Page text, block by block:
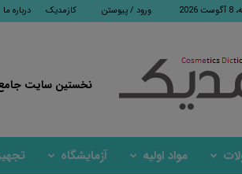
ورود / پیوستن کازمدیک درباره ما
نخستین سایت جامع
مواد اولیه آزمایشگاه